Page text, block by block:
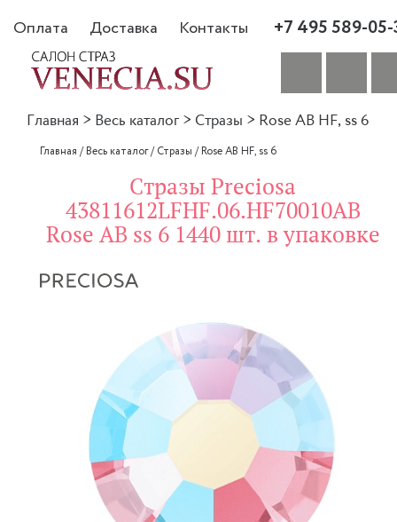
Оплата Доставка Контакты +7 495 589-
Главная > Весь каталог > Стразы > Rose AB HF, ss 6
Главная /Весь каталог/Стразы /Rose AB HF, ss 6
Стразы Preciosa
43811612LFHF.06.HF70010AB
Rose AB ss 6 1440 шт. в упаковке